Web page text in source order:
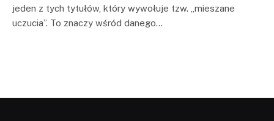
jeden z tych tytułów, który wywołuje tzw. „mieszane
uczucia”. To znaczy wśród danego…